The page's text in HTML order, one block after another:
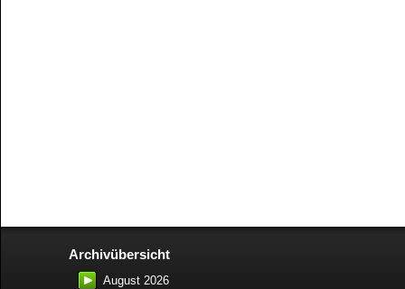
Archivübersicht
August 2026